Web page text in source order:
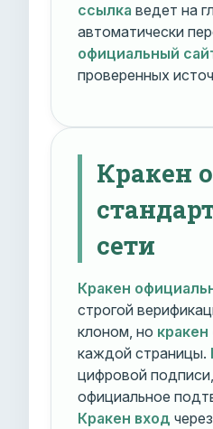
ссылка ведет на
автоматически
официальный
проверенных
Кракен
сети
Кракен
строгой
клоном, но
каждой страницы.
цифровой
официальное
Кракен вход